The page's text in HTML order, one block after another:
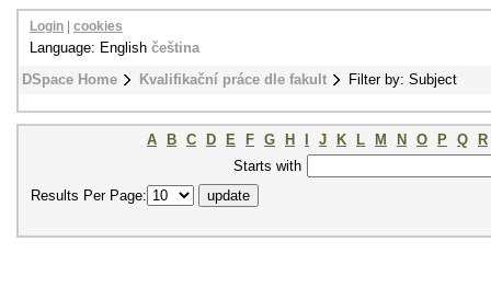
DSpace Home Kvalifikační práce dle fakult Filter by: Subject
Login cookies
Language: English čeština
A B C D E F G H J K L M N O P Q
R
Starts with
Results Per Page: